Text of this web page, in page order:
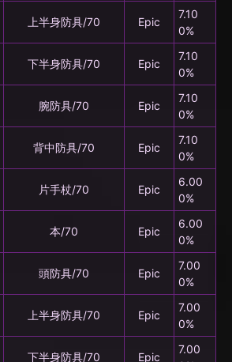
上半身防具/70 Epic
7.10
0%
下半身防具/70 Epic
7.10
0%
腕防具/70 Epic
7.10
0%
背中防具/70 Epic
7.10
0%
片手杖/70 Epic
6.00
0%
本/70 Epic
6.00
0%
頭防具/70 Epic
7.00
0%
上半身防具/70 Epic
7.00
0%
下半身防具/70 Epic
7.00